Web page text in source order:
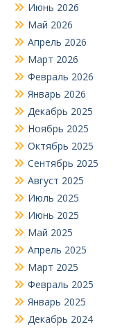
Июнь 2026
Май 2026
Апрель 2026
Март 2026
Февраль 2026
Январь 2026
Декабрь 2025
Ноябрь 2025
Октябрь 2025
Сентябрь 2025
Август 2025
Июль 2025
Июнь 2025
Май 2025
Апрель 2025
Март 2025
Февраль 2025
Январь 2025
Декабрь 2024